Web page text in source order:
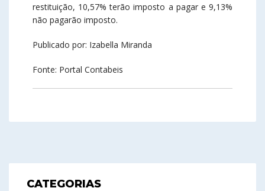
restituição, 10,57% terão imposto a pagar e 9,13%
não pagarão imposto.
Publicado por: Izabella Miranda
Fonte: Portal Contabeis
CATEGORIAS